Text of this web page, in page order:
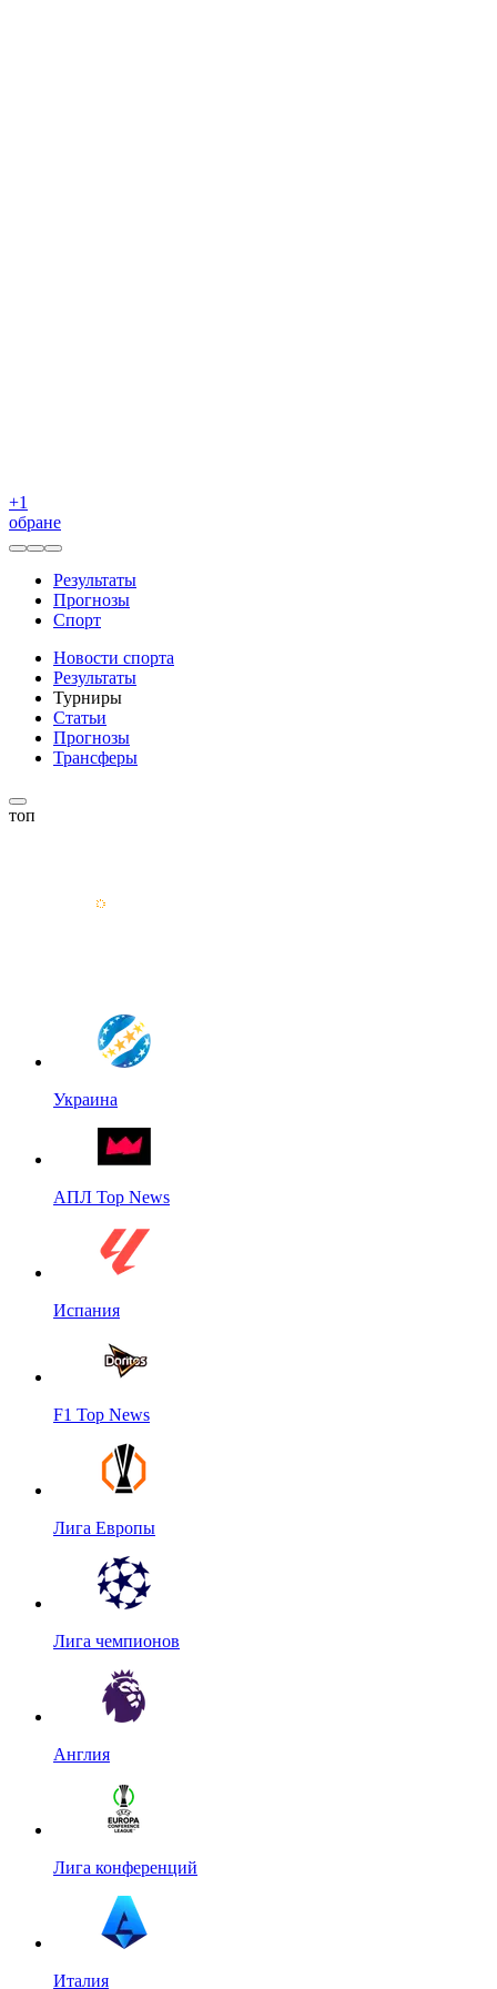
+1
обране
Результаты
Прогнозы
Спорт
Новости спорта
Результаты
Турниры
Статьи
Прогнозы
Трансферы
топ
Украина
АПЛ Top News
Испания
F1 Top News
Лига Европы
Лига чемпионов
Англия
Лига конференций
Италия